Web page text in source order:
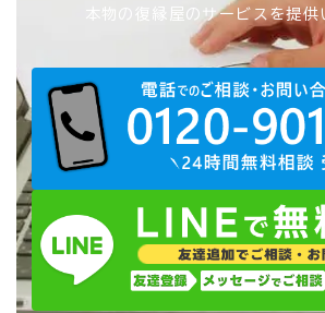
本物の復縁屋のサービスを提